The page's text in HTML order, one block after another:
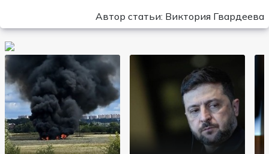
Автор статьи: Виктория Гвардеева